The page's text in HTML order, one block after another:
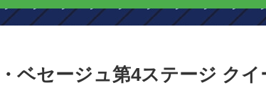
ベセージュ第4ステージ ク